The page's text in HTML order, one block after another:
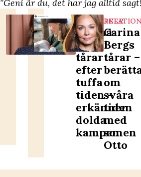
”Geni är du, det har jag alltid
RELATIONER
Carina
Berg i
tårar
efter
tuffa
tiden –
erkänner
dolda
kampen
Carina
Bergs
tårar –
om
svåra
tiden
med
sonen
Otto